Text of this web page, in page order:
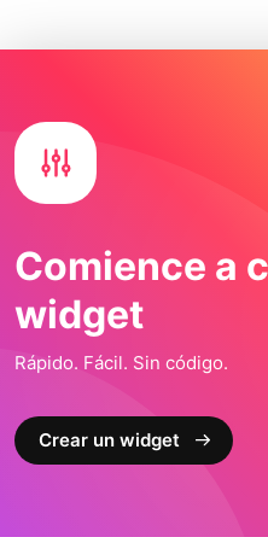
Comience a
widget
Rápido. Fácil. Sin código.
Crear un widget